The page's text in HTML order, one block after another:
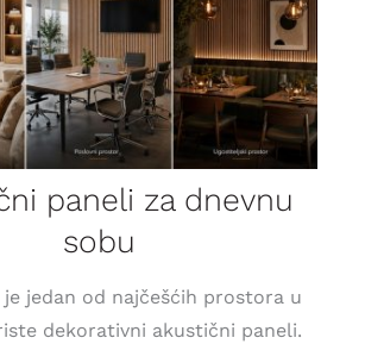
paneli za dnevnu
sobu
je jedan od najčešćih prostora u
dekorativni akustični paneli.